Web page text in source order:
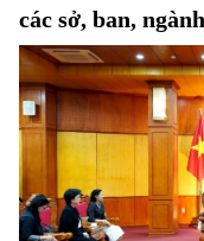
các sở, ban,